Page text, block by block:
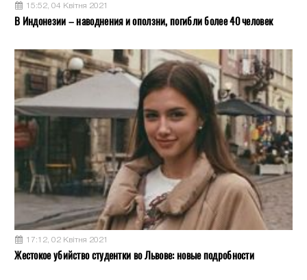
15:52, 04 Квітня 2021
В Индонезии – наводнения и оползни, погибли более 40 человек
17:12, 02 Квітня 2021
Жестокое убийство студентки во Львове: новые подробности